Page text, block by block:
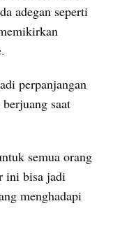
adegan seperti
perpanjangan
saat
semua orang
ini bisa jadi
menghadapi